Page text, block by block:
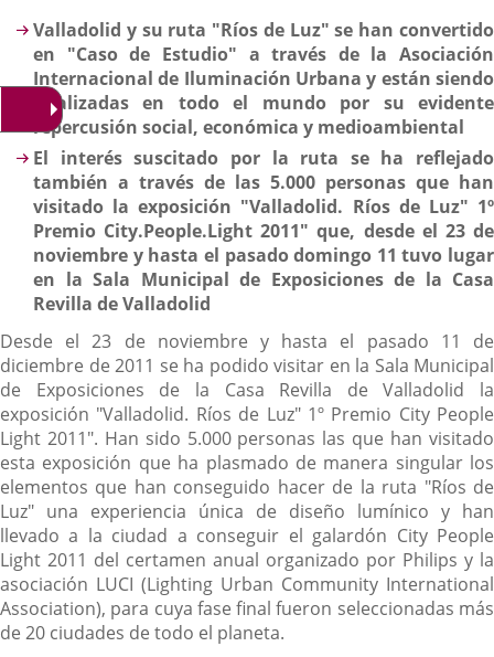
Descripción
Valladolid y su ruta "Ríos de Luz" se han convertido
en "Caso de Estudio" a través de la Asociación
Internacional de Iluminación Urbana y están siendo
analizadas en todo el mundo por su evidente
repercusión social, económica y medioambiental
El interés suscitado por la ruta se ha reflejado
también a través de las 5.000 personas que han
visitado la exposición "Valladolid. Ríos de Luz" 1º
Premio City.People.Light 2011" que, desde el 23 de
noviembre y hasta el pasado domingo 11 tuvo lugar
en la Sala Municipal de Exposiciones de la Casa
Revilla de Valladolid
Desde el 23 de noviembre y hasta el pasado 11 de
diciembre de 2011 se ha podido visitar en la Sala Municipal
de Exposiciones de la Casa Revilla de Valladolid la
exposición "Valladolid. Ríos de Luz" 1º Premio City People
Light 2011". Han sido 5.000 personas las que han visitado
esta exposición que ha plasmado de manera singular los
elementos que han conseguido hacer de la ruta "Ríos de
Luz" una experiencia única de diseño lumínico y han
llevado a la ciudad a conseguir el galardón City People
Light 2011 del certamen anual organizado por Philips y la
asociación LUCI (Lighting Urban Community International
Association), para cuya fase final fueron seleccionadas más
de 20 ciudades de todo el planeta.